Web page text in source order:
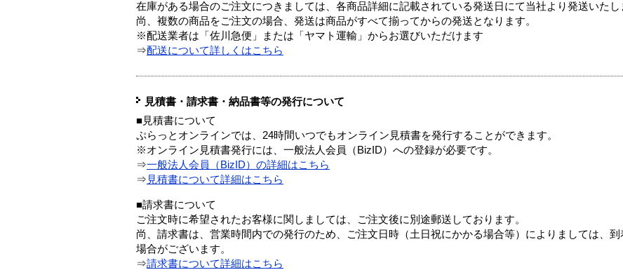
在庫がある場合のご注文につきましては、各商品詳細に記載されている発送日にて当社より発送いたし
尚、複数の商品をご注文の場合、発送は商品がすべて揃ってからの発送となります。
※配送業者は「佐川急便」または「ヤマト運輸」からお選びいただけます
⇒配送について詳しくはこちら
見積書・請求書・納品書等の発行について
■見積書について
ぷらっとオンラインでは、24時間いつでもオンライン見積書を発行することができます。
※オンライン見積書発行には、一般法人会員（BizID）への登録が必要です。
⇒一般法人会員（BizID）の詳細はこちら
⇒ 見積書について詳細はこちら
■請求書について
ご注文時に希望されたお客様に関しましては、ご注文後に別途郵送しております。
尚、請求書は、営業時間内での発行のため、ご注文日時（土日祝にかかる場合等）によりましては、
場合がございます。
⇒請求書について詳細はこちら